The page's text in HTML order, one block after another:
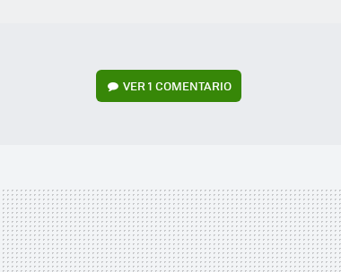
VER1 COMENTARIO